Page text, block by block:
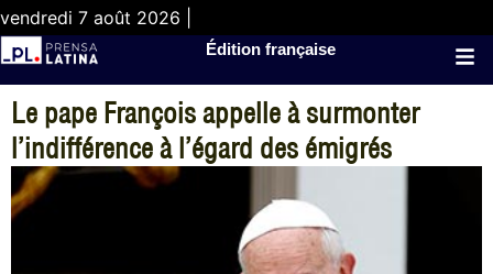
vendredi 7 août 2026 |
Édition française
Le pape François appelle à surmonter
l’indifférence à l’égard des émigrés